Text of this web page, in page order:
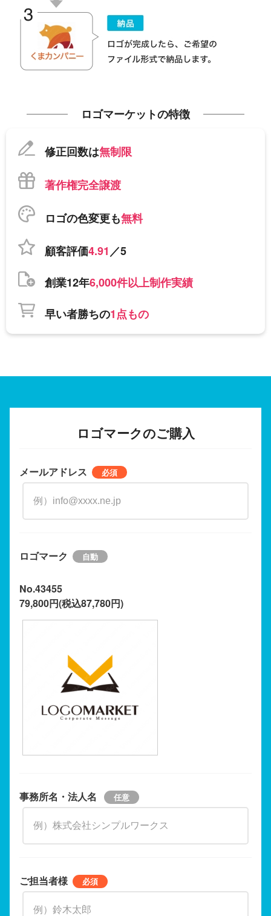
ロゴマーケットの特徴
修正回数は無制限
著作権完全譲渡
ロゴの色変更も無料
顧客評価4.91／5
創業12年6,000件以上制作実績
早い者勝ちの1点もの
ロゴマークのご購入
メールアドレス
ロゴマーク
No.43455
79,800円(税込87,780円)
事務所名・法人名
ご担当者様